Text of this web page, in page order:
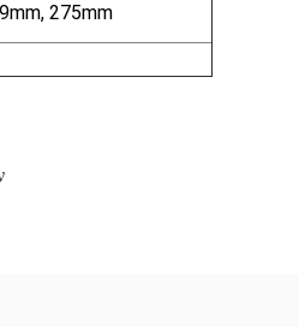
275mm